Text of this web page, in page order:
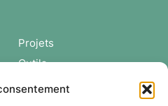
Projets
Outils
Actus